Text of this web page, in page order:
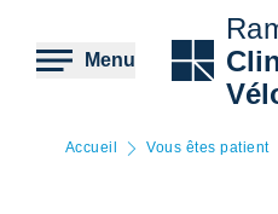
contenu
principal
Menu
Accueil Vous êtes patient